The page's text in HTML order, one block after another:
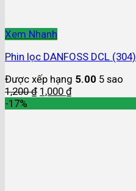
Xem Nhanh
Phin lọc DANFOSS DCL (304)
Được xếp hạng 5.00 5 sao
1,200₫ 1,000 ₫
-17%